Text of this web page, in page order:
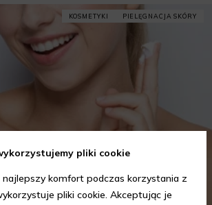
KOSMETYKI PIELĘGNACJA SKÓRY
pliki cookie
najlepszy komfort podczas korzystania z
pliki cookie. Akceptując je